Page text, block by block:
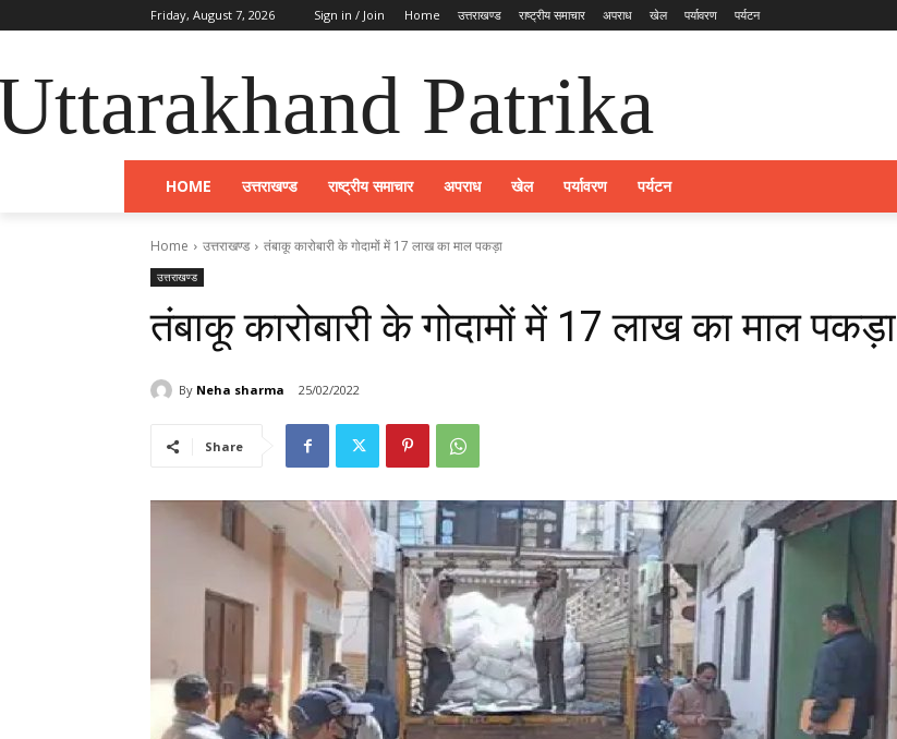
Friday, August 7, 2026 Sign in / Join Home उत्तराखण्ड राष्ट्रीय समाचार अपराध खेल पर्यावरण पर्यटन
Patrika
HOME उत्तराखण्ड राष्ट्रीय समाचार अपराध खेल पर्यावरण पर्यटन
Home उत्तराखण्ड तंबाकू कारोबारी के गोदामों में 17 लाख का माल पकड़ा
उत्तराखण्ड
तंबाकू कारोबारी के गोदामों में 17 लाख का माल पकड़ा
By Neha sharma 25/02/2022
Share